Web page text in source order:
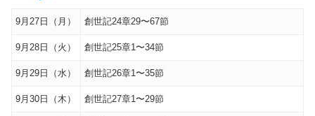
9月27日（月） 創世記24章29〜67節
9月28日（火） 創世記25章1〜34節
9月29日（水） 創世記26章1〜35節
9月30日（木） 創世記27章1〜29節